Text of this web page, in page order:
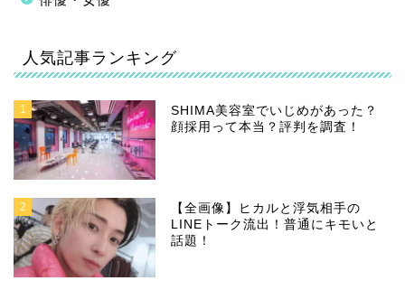
人気記事ランキング
1
SHIMA美容室でいじめがあった？
顔採用って本当？評判を調査！
2
【全画像】ヒカルと浮気相手の
LINEトーク流出！普通にキモいと
話題！